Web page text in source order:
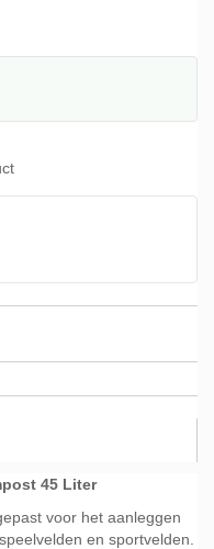
45 Liter
voor het aanleggen
en sportvelden.